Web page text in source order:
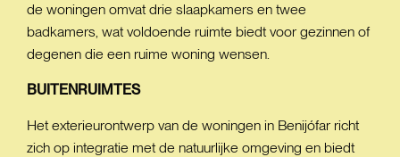
de woningen omvat drie slaapkamers en twee
badkamers, wat voldoende ruimte biedt voor gezinnen of
degenen die een ruime woning wensen.
BUITENRUIMTES
Het exterieurontwerp van de woningen in Benijófar richt
zich op integratie met de natuurlijke omgeving en biedt